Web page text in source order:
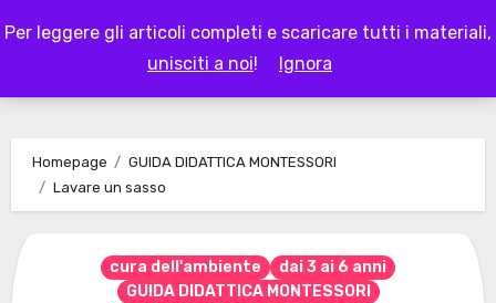
Per leggere gli articoli completi e scaricare tutti i materiali,
unisciti a noi! Ignora
to
LAPAPPADOLCE
Homepage
GUIDA DIDATTICA MONTESSORI
Lavare un sasso
cura dell'ambiente
dai 3 ai 6 anni
GUIDA DIDATTICA MONTESSORI